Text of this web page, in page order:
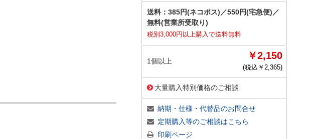
送料： 385円(ネコポス) ／550円(宅急便) ／
無料(営業所受取り)
税別3,000円以上購入で送料無料
1個以上 ￥2,150
(税込￥ 2,365)
大量購入特別価格のご相談
納期・仕様・代替品のお問合せ
定期購入等のご相談はこちら
印刷ページ